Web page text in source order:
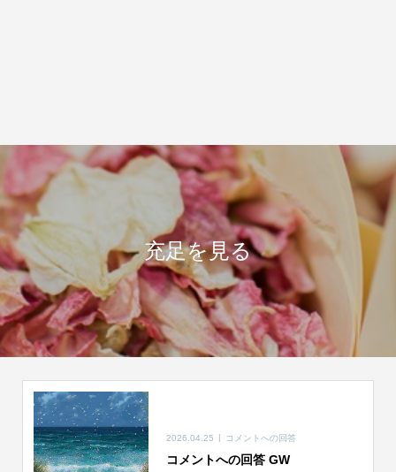
充足を見る
2026.04.25 コメントへの回答
コメントへの回答 GW